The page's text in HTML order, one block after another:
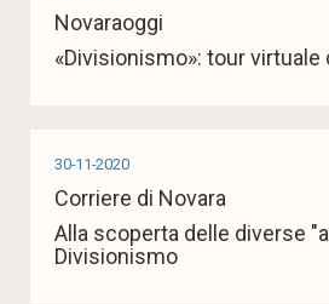
Novaraoggi
«Divisionismo»: tour virtuale
30-11-2020
Corriere di Novara
Alla scoperta delle diverse
Divisionismo